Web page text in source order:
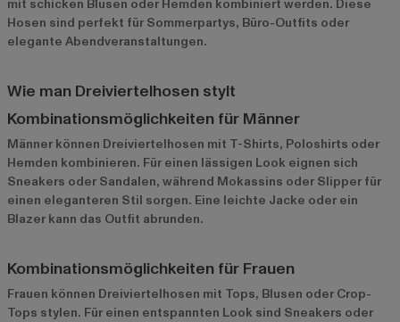
mit schicken Blusen oder Hemden kombiniert werden. Diese
Hosen sind perfekt für Sommerpartys, Büro-Outfits oder
elegante Abendveranstaltungen.
Wie man Dreiviertelhosen stylt
Kombinationsmöglichkeiten für Männer
Männer können Dreiviertelhosen mit T-Shirts, Poloshirts oder
Hemden kombinieren. Für einen lässigen Look eignen sich
Sneakers oder Sandalen, während Mokassins oder Slipper für
einen eleganteren Stil sorgen. Eine leichte Jacke oder ein
Blazer kann das Outfit abrunden.
Kombinationsmöglichkeiten für Frauen
Frauen können Dreiviertelhosen mit Tops, Blusen oder Crop-
Tops stylen. Für einen entspannten Look sind Sneakers oder